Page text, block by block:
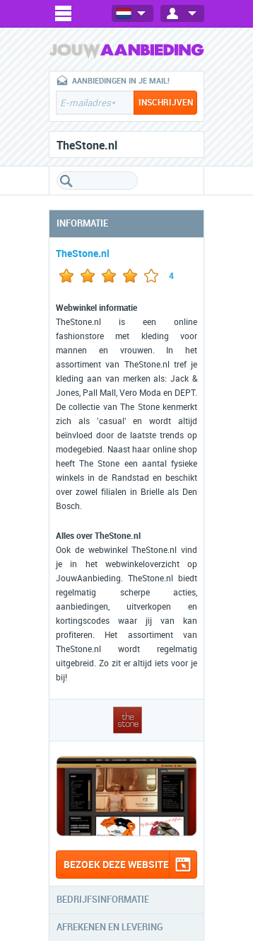
AANBIEDINGEN IN JE MAIL!
TheStone.nl
INFORMATIE
TheStone.nl
4
Webwinkel informatie
TheStone.nl is een online
fashionstore met kleding voor
mannen en vrouwen. In het
assortiment van TheStone.nl tref je
kleding aan van merken als: Jack &
Jones, Pall Mall, Vero Moda en DEPT.
De collectie van The Stone kenmerkt
zich als 'casual' en wordt altijd
beïnvloed door de laatste trends op
modegebied. Naast haar online shop
heeft The Stone een aantal fysieke
winkels in de Randstad en beschikt
over zowel filialen in Brielle als Den
Bosch.
Alles over TheStone.nl
Ook de webwinkel TheStone.nl vind
je in het webwinkeloverzicht op
JouwAanbieding. TheStone.nl biedt
regelmatig scherpe acties,
aanbiedingen, uitverkopen en
kortingscodes waar jij van kan
profiteren. Het assortiment van
TheStone.nl wordt regelmatig
uitgebreid. Zo zit er altijd iets voor je
bij!
BEZOEK DEZE WEBSITE
BEDRIJFSINFORMATIE
AFREKENEN EN LEVERING